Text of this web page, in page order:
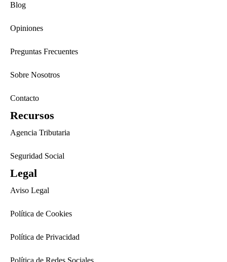
Blog
Opiniones
Preguntas Frecuentes
Sobre Nosotros
Contacto
Recursos
Agencia Tributaria
Seguridad Social
Legal
Aviso Legal
Política de Cookies
Política de Privacidad